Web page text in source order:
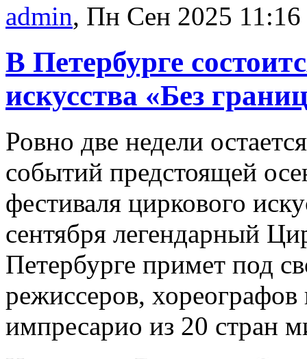
admin, Пн Сен 2025 11:16
В Петербурге
искусства «Без
Ровно две недели
событий предстоящей
фестиваля циркового
сентября легендарный
Петербурге примет под
режиссеров,
импресарио из 20 стран